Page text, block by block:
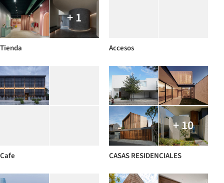
+ 1
Tienda Accesos
Cafe
+ 10
CASAS RESIDENCIALES